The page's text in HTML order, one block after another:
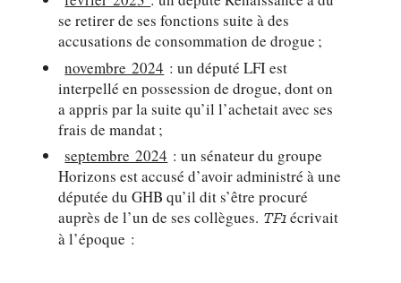
se retirer de ses fonctions suite à des
accusations de consommation de drogue ;
novembre 2024 : un député LFI est
interpellé en possession de drogue, dont on
a appris par la suite qu’il l’achetait avec ses
frais de mandat ;
septembre 2024 : un sénateur du groupe
Horizons est accusé d’avoir administré à une
députée du GHB qu’il dit s’être procuré
auprès de l’un de ses collègues. TF1écrivait
à l’époque :